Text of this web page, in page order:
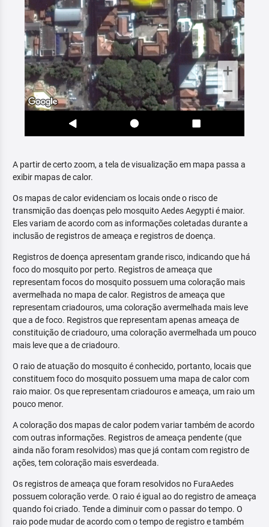
A partir de certo zoom, a tela de visualização em mapa passa a
exibir mapas de calor.
Os mapas de calor evidenciam os locais onde o risco de
transmição das doenças pelo mosquito Aedes Aegypti é maior.
Eles variam de acordo com as informações coletadas durante a
inclusão de registros de ameaça e registros de doença.
Registros de doença apresentam grande risco, indicando que há
foco do mosquito por perto. Registros de ameaça que
representam focos do mosquito possuem uma coloração mais
avermelhada no mapa de calor. Registros de ameaça que
representam criadouros, uma coloração avermelhada mais leve
que a de foco. Registros que representam apenas ameaça de
constituição de criadouro, uma coloração avermelhada um pouco
mais leve que a de criadouro.
O raio de atuação do mosquito é conhecido, portanto, locais que
constituem foco do mosquito possuem uma mapa de calor com
raio maior. Os que representam criadouros e ameaça, um raio um
pouco menor.
A coloração dos mapas de calor podem variar também de acordo
com outras informações. Registros de ameaça pendente (que
ainda não foram resolvidos) mas que já contam com registro de
ações, tem coloração mais esverdeada.
Os registros de ameaça que foram resolvidos no FuraAedes
possuem coloração verde. O raio é igual ao do registro de ameaça
quando foi criado. Tende a diminuir com o passar do tempo. O
raio pode mudar de acordo com o tempo de registro e também